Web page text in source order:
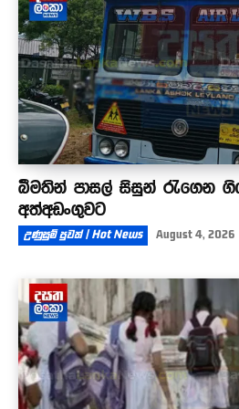
බීමතින් පාසල් සිසුන් රැගෙන
අත්අඩංගුවට
උණුසුම් පුවත් | Hot News August 4, 2026